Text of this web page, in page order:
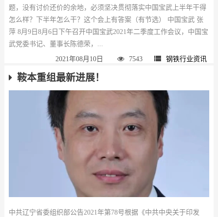
题，没有讨价还价的余地，必须坚决贯彻落实中国宝武上半年干得
怎么样？下半年怎么干？这个会上有答案（有节选） 中国宝武 张
萍 8月9日8月6日下午召开中国宝武2021年二季度工作会议，中国宝
武党委书记、董事长陈德荣，...
2021年08月10日 7543 钢铁行业资讯
鞍本重组最新进展！
中共辽宁省委组织部公告2021年第78号根据《中共中央关于印发